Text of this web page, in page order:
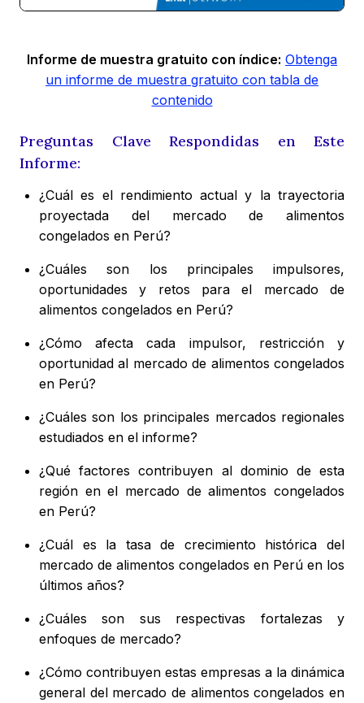
Informe de muestra gratuito con índice: Obtenga
un informe de muestra gratuito con tabla de
contenido
Preguntas Clave Respondidas en Este
Informe:
¿Cuál es el rendimiento actual y la trayectoria
proyectada del mercado de alimentos
congelados en Perú?
¿Cuáles son los principales impulsores,
oportunidades y retos para el mercado de
alimentos congelados en Perú?
¿Cómo afecta cada impulsor, restricción y
oportunidad al mercado de alimentos congelados
en Perú?
¿Cuáles son los principales mercados regionales
estudiados en el informe?
¿Qué factores contribuyen al dominio de esta
región en el mercado de alimentos congelados
en Perú?
¿Cuál es la tasa de crecimiento histórica del
mercado de alimentos congelados en Perú en los
últimos años?
¿Cuáles son sus respectivas fortalezas y
enfoques de mercado?
¿Cómo contribuyen estas empresas a la dinámica
general del mercado de alimentos congelados en